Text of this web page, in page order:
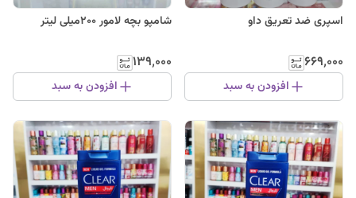
اسپری ضد تعریق داو
۶۶۹٬۰۰۰
افزودن به سبد
شامپو بچه لامور ۲۰۰میلی لیتر
۱۳۹٬۰۰۰
افزودن به سبد